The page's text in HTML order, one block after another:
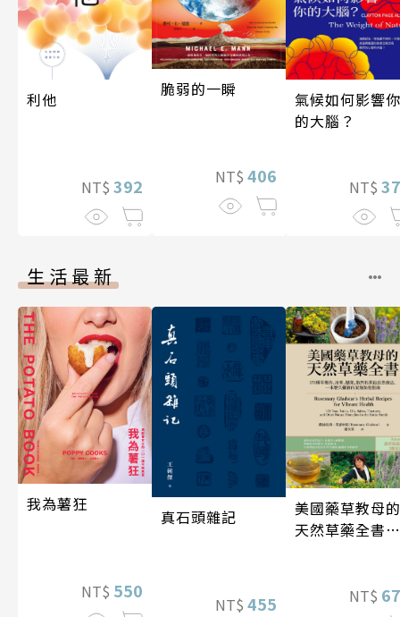
利他
NT$ 392
脆弱的一瞬
NT$ 406
氣候如何影響你
的大腦？
NT$
生活最新
我為薯狂
NT$ 550
真石頭雜記
NT$ 455
美國藥草教母的
天然草藥全書
NT$